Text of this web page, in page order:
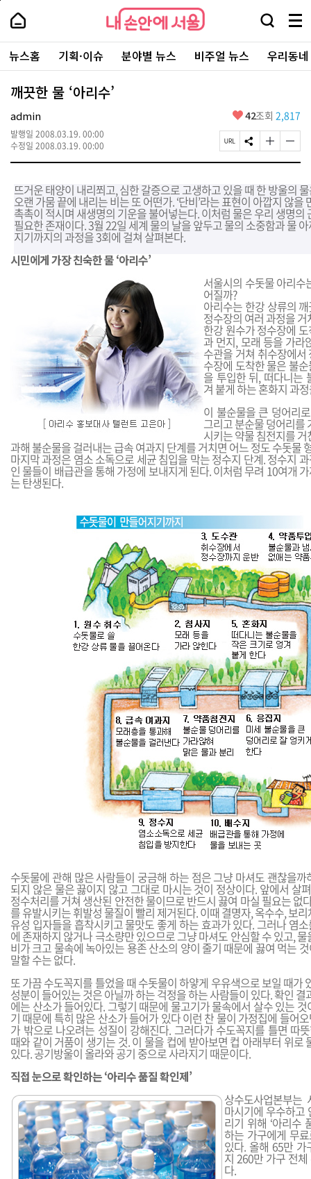
본
로
가
내
손
안
에
서
울
-
서
울
시
대
표
소
포
털
내
손
에
울
검
창
열
기
메
뉴
전
체
보
주
요
서
뉴스홈 기획·이슈 분야별 뉴스 비주얼 뉴스 우리동
깨끗한 물 ‘아리수’
admin
발행일 2008.03.19. 00:00
수정일 2008.03.19. 00:00
좋
요
42조회 2,817
페
이
U
R
L
복
사
S
N
공
유
하
기
글
자
기
크
게
변
경
글
자
기
작
게
변
경
뜨거운 태양이 내리쬐고, 심한 갈증으로 고생하고 있을 때 한 방울의
오랜 가뭄 끝에 내리는 비는 또 어떤가. ‘단비’라는 표현이 아깝지 않을
촉촉이 적시며 새생명의 기운을 불어넣는다. 이처럼 물은 우리 생명의
필요한 존재이다. 3월 22일 세계 물의 날을 앞두고 물의 소중함과 물
지기까지의 과정을 3회에 걸쳐 살펴본다.
시민에게 가장 친숙한 물 ‘아리수’
서울시의 수돗물 아리
어질까?
아리수는 한강 상류의
정수장의 여러 과정을 거
한강 원수가 정수장에
과 먼지, 모래 등을 가라
수관을 거쳐 취수장에
수장에 도착한 물은 불
을 투입한 뒤, 떠다니는
겨 붙게 하는 혼화지 과
이 불순물을 큰 덩어리
그리고 분순물 덩어리를
시키는 약물 침전지를
과해 불순물을 걸러내는 급속 여과지 단계를 거치면 어느 정도 수돗물
마지막 과정은 염소 소독으로 세균 침입을 막는 정수지 단계. 정수지
인 물들이 배급관을 통해 가정에 보내지게 된다. 이처럼 무려 10여개
는 탄생된다.
수돗물에 관해 많은 사람들이 궁금해 하는 점은 그냥 마셔도 괜찮을
되지 않은 물은 끓이지 않고 그대로 마시는 것이 정상이다. 앞에서 살
정수처리를 거쳐 생산된 안전한 물이므로 반드시 끓여 마실 필요는 없
를 유발시키는 휘발성 물질이 빨리 제거된다. 이때 결명자, 옥수수, 보
유성 입자들을 흡착시키고 물맛도 좋게 하는 효과가 있다. 그러나 염
에 존재하지 않거나 극소량만 있으므로 그냥 마셔도 안심할 수 있고,
비가 크고 물속에 녹아있는 용존 산소의 양이 줄기 때문에 끓여 먹는
말할 수는 없다.
또 가끔 수도꼭지를 틀었을 때 수돗물이 하얗게 우유색으로 보일 때가
성분이 들어있는 것은 아닐까 하는 걱정을 하는 사람들이 있다. 확인 결
에는 산소가 들어있다. 그렇기 때문에 물고기가 물속에서 살수 있는
기 때문에 특히 많은 산소가 들어가 있다 이런 찬 물이 가정집에 들어
가 밖으로 나오려는 성질이 강해진다. 그러다가 수도꼭지를 틀면 따
때와 같이 거품이 생기는 것. 이 물을 컵에 받아보면 컵 아래부터 위로
있다. 공기방울이 올라와 공기 중으로 사라지기 때문이다.
직접 눈으로 확인하는 ‘아리수 품질 확인제’
상수도사업본부는
마시기에 우수하고
리기 위해 ‘아리수
하는 가구에게 무
있다. 올해 65만
지 260만 가구 전
다.
페
상
단
로